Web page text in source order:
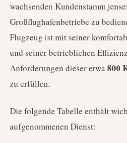
wachsenden Kundenstamm
Großflughafenbetriebe zu
Flugzeug ist mit seiner
und seiner betrieblichen
Anforderungen dieser etwa800
zu erfüllen.
Die folgende Tabelle enthält
aufgenommenen Dienst: